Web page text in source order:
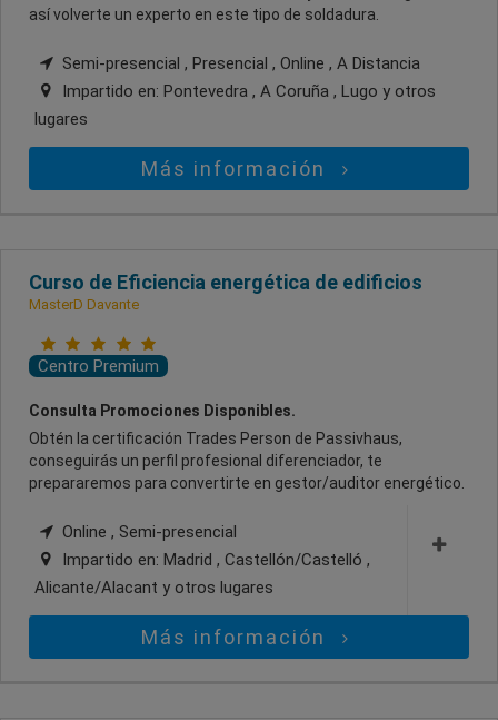
así volverte un experto en este tipo de soldadura.
Semi-presencial , Presencial , Online , A Distancia
Impartido en: Pontevedra , A Coruña , Lugo y otros
lugares
Más información
Curso de Eficiencia energética de edificios
MasterD Davante
Centro Premium
Consulta Promociones Disponibles.
Obtén la certificación Trades Person de Passivhaus,
conseguirás un perfil profesional diferenciador, te
prepararemos para convertirte en gestor/auditor energético.
Online , Semi-presencial
Impartido en: Madrid , Castellón/Castelló ,
Alicante/Alacant y otros lugares
Más información